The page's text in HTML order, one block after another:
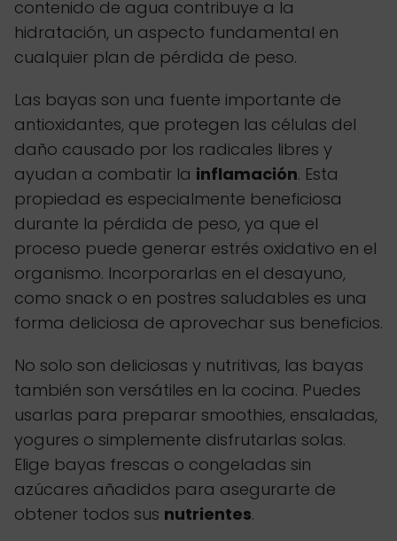
contenido de agua contribuye a la
hidratación, un aspecto fundamental en
cualquier plan de pérdida de peso.
Las bayas son una fuente importante de
antioxidantes, que protegen las células del
daño causado por los radicales libres y
ayudan a combatir la inflamación. Esta
propiedad es especialmente beneficiosa
durante la pérdida de peso, ya que el
proceso puede generar estrés oxidativo en el
organismo. Incorporarlas en el desayuno,
como snack o en postres saludables es una
forma deliciosa de aprovechar sus beneficios.
No solo son deliciosas y nutritivas, las bayas
también son versátiles en la cocina. Puedes
usarlas para preparar smoothies, ensaladas,
yogures o simplemente disfrutarlas solas.
Elige bayas frescas o congeladas sin
azúcares añadidos para asegurarte de
obtener todos sus nutrientes.